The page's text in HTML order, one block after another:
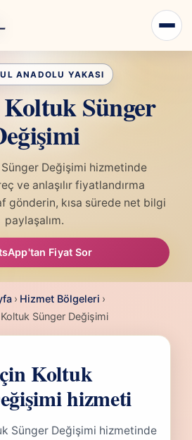
Koltuk Sünger
Sünger Değişimi hizmetinde
ve anlaşılır fiyatlandırma
gönderin, kısa sürede net bilgi
paylaşalım.
Fiyat Sor
› Hizmet Bölgeleri ›
Koltuk Sünger Değişimi
Koltuk
hizmeti
Sünger Değişimi hizmetinde